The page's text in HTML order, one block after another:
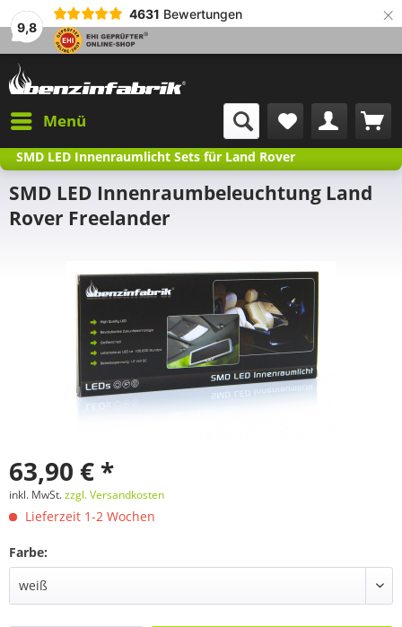
9,8
4631 Bewertungen ×
Menü
SMD LED Innenraumlicht Sets für Land Rover
SMD LED Innenraumbeleuchtung Land
Rover Freelander
63,90 € *
inkl. MwSt.zzgl. Versandkosten
Lieferzeit 1-2 Wochen
Farbe: